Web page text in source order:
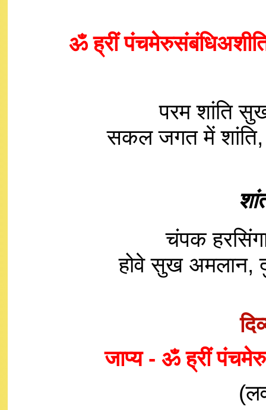
ॐ ह्रीं
परम शांति
सकल जगत में
चंपक
होवे सुख अमलान,
जाप्य - ॐ ह्रीं